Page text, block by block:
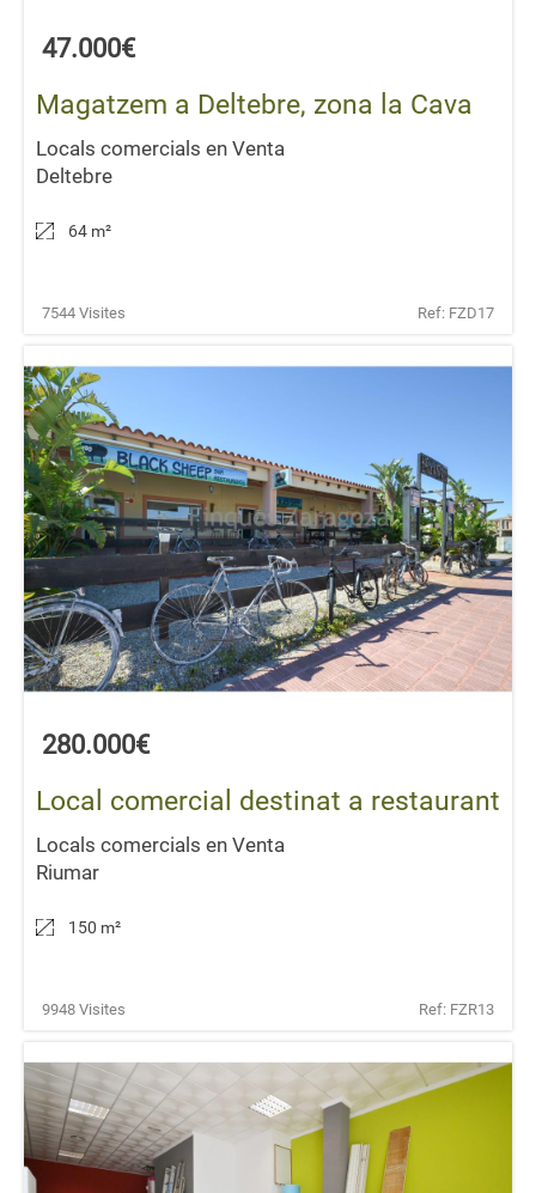
47.000€
Magatzem a Deltebre, zona la Cava
Locals comercials en Venta
Deltebre
64 m²
7544 Visites Ref: FZD17
280.000€
Local comercial destinat a restaurant
Locals comercials en Venta
Riumar
150 m²
9948 Visites Ref: FZR13